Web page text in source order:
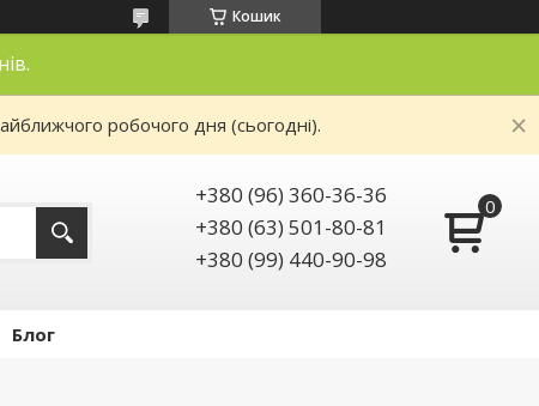
Кошик
робочого дня (сьогодні).
+380 (96) 360-36-36
+380 (63) 501-80-81
+380 (99) 440-90-98
Блог